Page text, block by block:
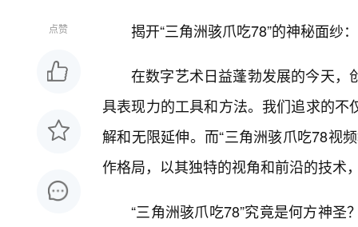
点赞 揭开“三角洲骇爪吃78”的神秘面纱
在数字艺术日益蓬勃发展的今天，
具表现力的工具和方法。我们追求的
解和无限延伸。而“三角洲骇爪吃78视
作格局，以其独特的视角和前沿的技术
“三角洲骇爪吃78”究竟是何方神